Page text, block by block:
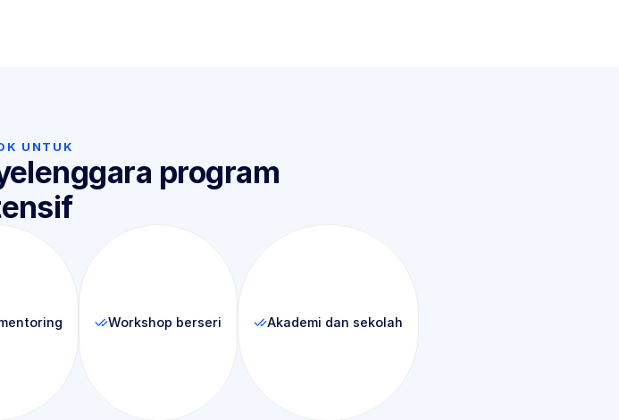
UNTUK
program
Workshop berseri Akademi dan sekolah